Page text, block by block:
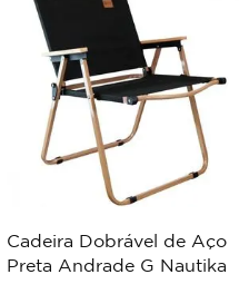
Cadeira Dobrável de Aço
Preta Andrade G Nautika